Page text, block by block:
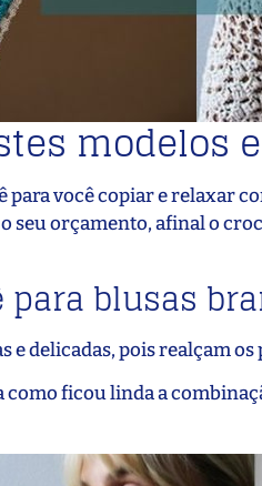
modelos
para você copiar e relaxar
seu orçamento, afinal o
para blusas
e delicadas, pois realçam
como ficou linda a